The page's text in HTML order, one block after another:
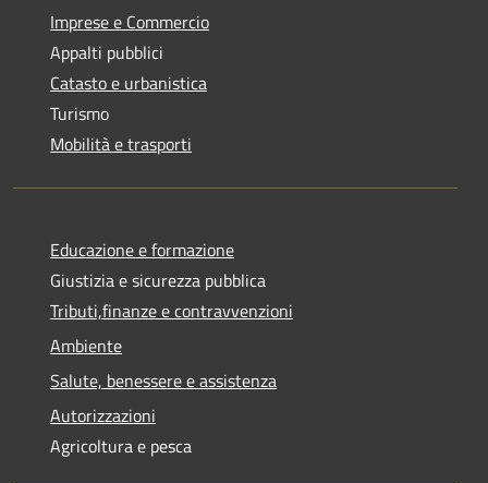
Imprese e Commercio
Appalti pubblici
Catasto e urbanistica
Turismo
Mobilità e trasporti
Educazione e formazione
Giustizia e sicurezza pubblica
Tributi,finanze e contravvenzioni
Ambiente
Salute, benessere e assistenza
Autorizzazioni
Agricoltura e pesca